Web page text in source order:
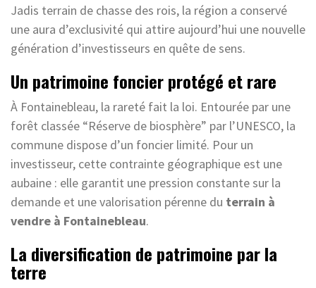
Jadis terrain de chasse des rois, la région a conservé
une aura d’exclusivité qui attire aujourd’hui une nouvelle
génération d’investisseurs en quête de sens.
Un patrimoine foncier protégé et rare
À Fontainebleau, la rareté fait la loi. Entourée par une
forêt classée “Réserve de biosphère” par l’UNESCO, la
commune dispose d’un foncier limité. Pour un
investisseur, cette contrainte géographique est une
aubaine : elle garantit une pression constante sur la
demande et une valorisation pérenne du terrain à
vendre à Fontainebleau.
La diversification de patrimoine par la
terre